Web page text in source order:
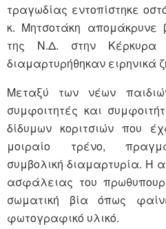
τραγωδίας εντοπίστηκε
κ. Μητσοτάκη απομάκρυνε
της Ν.Δ. στην
διαμαρτυρήθηκαν ειρηνικά
Μεταξύ των νέων
συμφοιτητές και
δίδυμων κοριτσιών που
μοιραίο τρένο,
συμβολική διαμαρτυρία. Η
ασφάλειας του
σωματική βία όπως
φωτογραφικό υλικό.